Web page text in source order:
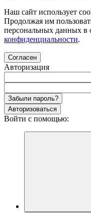
Наш сайт использует
Продолжая им
персональных данных в
конфиденциальности.
Согласен
Авторизация
Забыли пароль?
Авторизоваться
Войти с помощью: